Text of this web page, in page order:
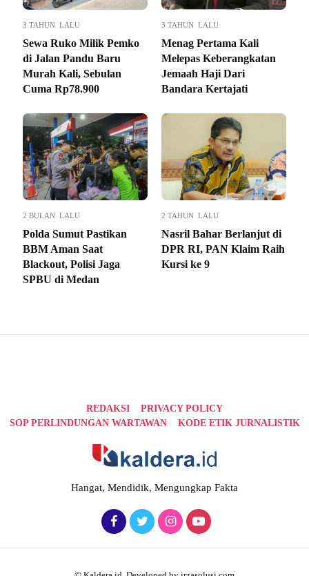
3 TAHUN LALU
Sewa Ruko Milik Pemko
di Jalan Pandu Baru
Murah Kali, Sebulan
Cuma Rp78.900
3 TAHUN LALU
Menag Pertama Kali
Melepas Keberangkatan
Jemaah Haji Dari
Bandara Kertajati
2 BULAN LALU
Polda Sumut Pastikan
BBM Aman Saat
Blackout, Polisi Jaga
SPBU di Medan
2 TAHUN LALU
Nasril Bahar Berlanjut di
DPR RI, PAN Klaim Raih
Kursi ke 9
REDAKSI
PRIVACY POLICY
SOP PERLINDUNGAN WARTAWAN
KODE ETIK JURNALISTIK
Hangat, Mendidik, Mengungkap Fakta